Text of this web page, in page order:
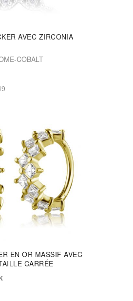
AVEC ZIRCONIA
COBALT
EN OR MASSIF AVEC
CARRÉE